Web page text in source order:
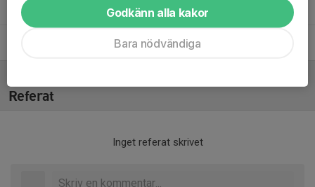
Per WargskogAssisterande tränare
Staffan SandbladHuvudtränare
Referat
Inget referat skrivet
Godkänn alla kakor
Bara nödvändiga